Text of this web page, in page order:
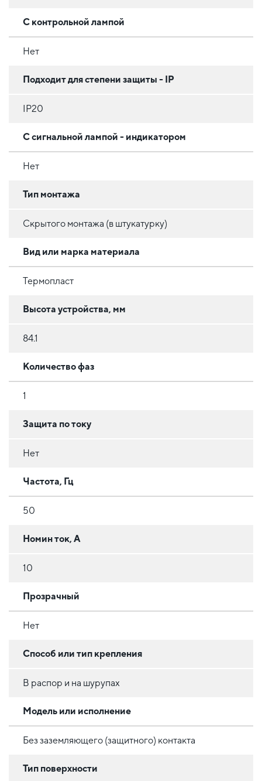
С контрольной лампой
Нет
Подходит для степени защиты - IP
IP20
С сигнальной лампой - индикатором
Нет
Тип монтажа
Скрытого монтажа (в штукатурку)
Вид или марка материала
Термопласт
Высота устройства, мм
84.1
Количество фаз
1
Защита по току
Нет
Частота, Гц
50
Номин ток, А
10
Прозрачный
Нет
Способ или тип крепления
В распор и на шурупах
Модель или исполнение
Без заземляющего (защитного) контакта
Тип поверхности